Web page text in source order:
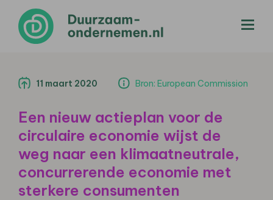
11 maart 2020 Bron: European Commission
Een nieuw actieplan voor de
circulaire economie wijst de
weg naar een klimaatneutrale,
concurrerende economie met
sterkere consumenten